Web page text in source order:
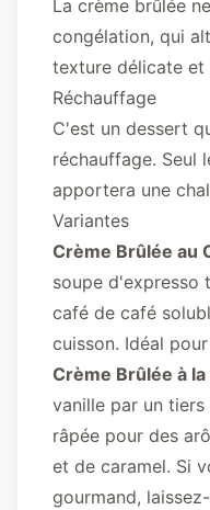
La crème brûlée
congélation, qui
texture délicate et
Réchauffage
C'est un dessert
réchauffage. Seul
apportera une
Variantes
Crème Brûlée au
soupe d'expresso
café de café
cuisson. Idéal
Crème Brûlée à la
vanille par un
râpée pour des
et de caramel. Si
gourmand,